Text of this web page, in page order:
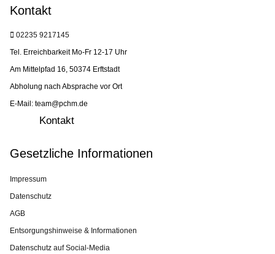
Kontakt
02235 9217145
Tel. Erreichbarkeit Mo-Fr 12-17 Uhr
Am Mittelpfad 16, 50374 Erftstadt
Abholung nach Absprache vor Ort
E-Mail: team@pchm.de
Kontakt
Gesetzliche Informationen
Impressum
Datenschutz
AGB
Entsorgungshinweise & Informationen
Datenschutz auf Social-Media